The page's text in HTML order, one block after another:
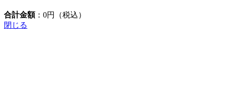
合計金額： 0円（税込）
閉じる